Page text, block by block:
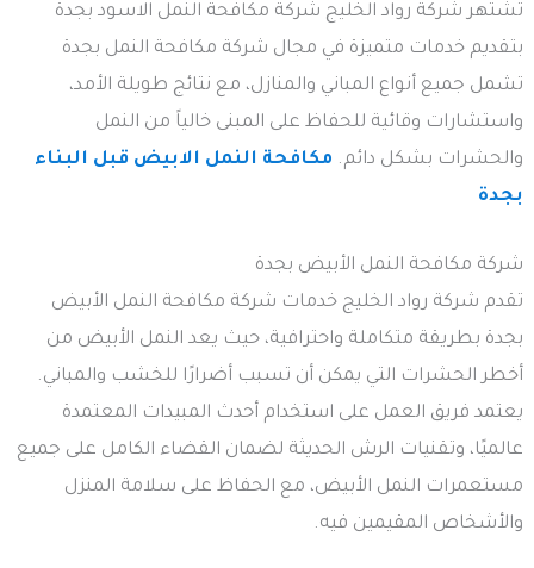
تشتهر شركة رواد الخليج شركة مكافحة النمل الاسود بجدة
بتقديم خدمات متميزة في مجال شركة مكافحة النمل بجدة
تشمل جميع أنواع المباني والمنازل، مع نتائج طويلة الأمد،
واستشارات وقائية للحفاظ على المبنى خالياً من النمل
والحشرات بشكل دائم. مكافحة النمل الابيض قبل البناء
بجدة
شركة مكافحة النمل الأبيض بجدة
تقدم شركة رواد الخليج خدمات شركة مكافحة النمل الأبيض
بجدة بطريقة متكاملة واحترافية، حيث يعد النمل الأبيض من
أخطر الحشرات التي يمكن أن تسبب أضرارًا للخشب والمباني.
يعتمد فريق العمل على استخدام أحدث المبيدات المعتمدة
عالميًا، وتقنيات الرش الحديثة لضمان القضاء الكامل على جميع
مستعمرات النمل الأبيض، مع الحفاظ على سلامة المنزل
والأشخاص المقيمين فيه.